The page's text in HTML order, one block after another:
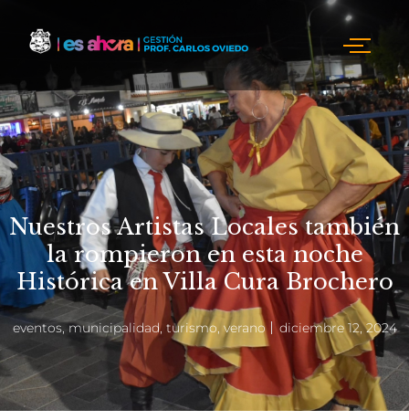
Nuestros Artistas Locales también
la rompieron en esta noche
Histórica en Villa Cura Brochero
eventos,municipalidad, turismo, verano diciembre 12, 2024